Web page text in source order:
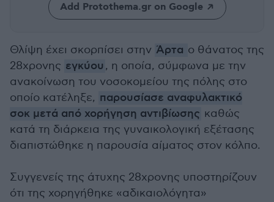
Add Protothema.gr on Google
Θλίψη έχει σκορπίσει στην Άρτα ο θάνατος της
28χρονης εγκύου , η οποία, σύμφωνα με την
ανακοίνωση του νοσοκομείου της πόλης στο
οποίο κατέληξε, παρουσίασε αναφυλακτικό
σοκ μετά από χορήγηση αντιβίωσης καθώς
κατά τη διάρκεια της γυναικολογική εξέτασης
διαπιστώθηκε η παρουσία αίματος στον κόλπο.
Συγγενείς της άτυχης 28χρονης υποστηρίζουν
ότι της χορηγήθηκε «αδικαιολόγητα»